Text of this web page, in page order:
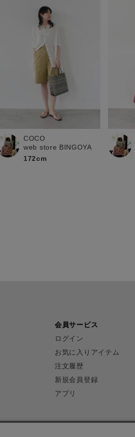
COCO
web store BINGOYA
172cm
会員サービス
ログイン
お気に入りアイテム
注文履歴
新規会員登録
アプリ